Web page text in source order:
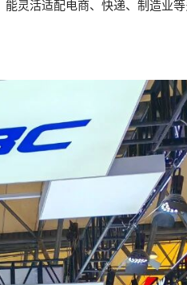
灵活适配电商、快递、制造业等